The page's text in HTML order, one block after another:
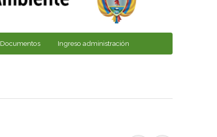
Documentos Ingreso administración